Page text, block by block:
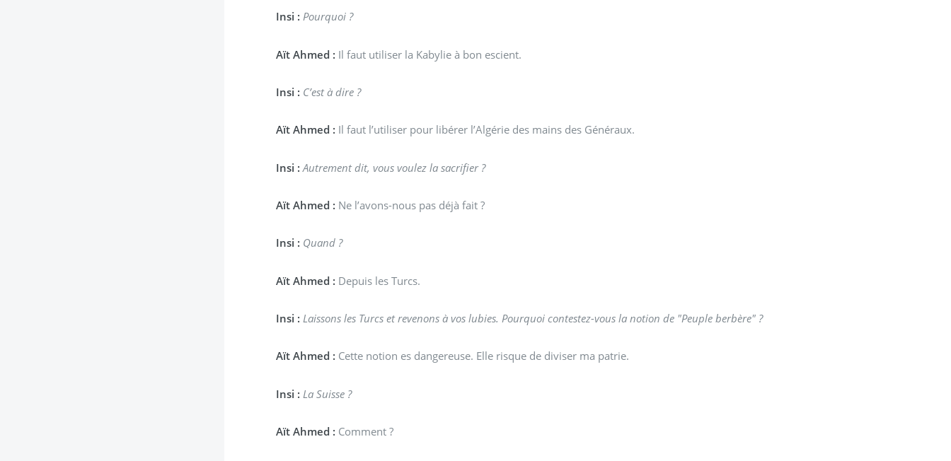
Insi : Pourquoi ?
Aït Ahmed : Il faut utiliser la Kabylie à bon escient.
Insi : C’est à dire ?
Aït Ahmed : Il faut l’utiliser pour libérer l’Algérie des mains des Généraux.
Insi : Autrement dit, vous voulez la sacrifier ?
Aït Ahmed : Ne l’avons-nous pas déjà fait ?
Insi : Quand ?
Aït Ahmed : Depuis les Turcs.
Insi : Laissons les Turcs et revenons à vos lubies. Pourquoi contestez-vous la notion de "Peuple berbère" ?
Aït Ahmed : Cette notion es dangereuse. Elle risque de diviser ma patrie.
Insi : La Suisse ?
Aït Ahmed : Comment ?